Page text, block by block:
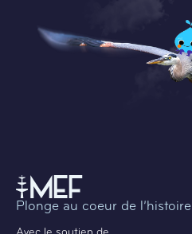
Plonge au coeur de l’histoire